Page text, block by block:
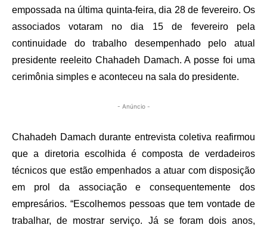
empossada na última quinta-feira, dia 28 de fevereiro. Os
associados votaram no dia 15 de fevereiro pela
continuidade do trabalho desempenhado pelo atual
presidente reeleito Chahadeh Damach. A posse foi uma
cerimônia simples e aconteceu na sala do presidente.
- Anúncio -
Chahadeh Damach durante entrevista coletiva reafirmou
que a diretoria escolhida é composta de verdadeiros
técnicos que estão empenhados a atuar com disposição
em prol da associação e consequentemente dos
empresários. “Escolhemos pessoas que tem vontade de
trabalhar, de mostrar serviço. Já se foram dois anos,